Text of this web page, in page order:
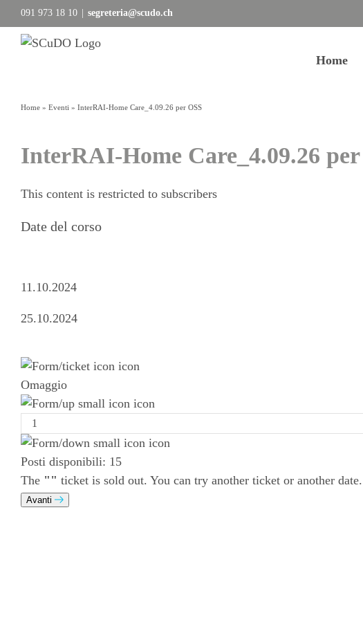
Salta
al
contenuto
091 973 18 10 segreteria@scudo.ch
Home
Home » Eventi » InterRAI-Home Care_4.09.26 per OSS
InterRAI-Home Care_4.09.26 per
This content is restricted to subscribers
Date del corso
11.10.2024
25.10.2024
Omaggio
Posti disponibili: 15
The "" ticket is sold out. You can try another ticket or another date.
Avanti